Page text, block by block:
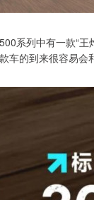
系列中有一款“
车的到来很容易会